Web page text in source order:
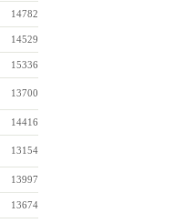
14782
14529
15336
13700
14416
13154
13997
13674